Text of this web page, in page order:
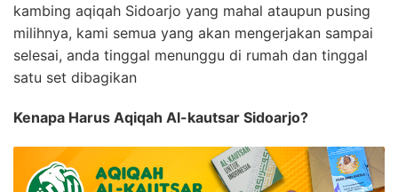
kambing aqiqah Sidoarjo yang mahal ataupun pusing
milihnya, kami semua yang akan mengerjakan sampai
selesai, anda tinggal menunggu di rumah dan tinggal
satu set dibagikan
Kenapa Harus Aqiqah Al-kautsar Sidoarjo?